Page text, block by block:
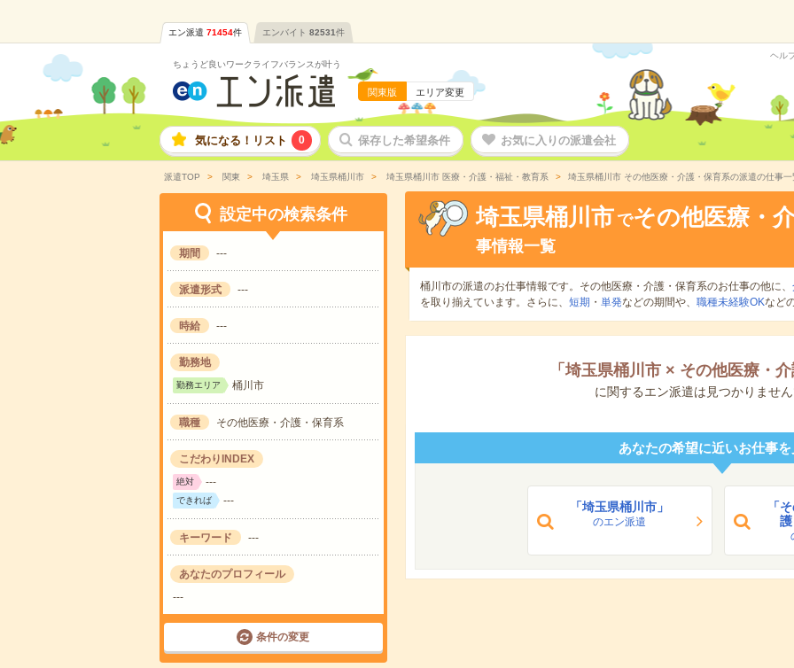
エン派遣 71454件 エンバイト 82531件
ちょうど良いワークライフバランスが叶う
関東版 エリア変更
ヘル
気になる！リスト 0 保存した希望条件 お気に入りの派遣会社
派遣TOP 関東 埼玉県 埼玉県桶川市 埼玉県桶川市 医療・介護・福祉・教育系 埼玉県桶川市 その他医療・介護・保育系の派遣の仕事一
設定中の検索条件
期間 ---
派遣形式 ---
時給 ---
勤務地
勤務エリア 桶川市
職種 その他医療・介護・保育系
こだわりINDEX
絶対 ---
できれば ---
キーワード ---
あなたのプロフィール
---
条件の変更
埼玉県桶川市 でその他医療・
事情報一覧
桶川市の派遣のお仕事情報です。その他医療・介護・保育系のお仕事の他に、
を取り揃えています。さらに、 短期 ・ 単発などの期間や、 職種未経験OKなど
「 埼玉県桶川市 × その他医療・
に関するエン派遣は見つかりません
あなたの希望に近いお仕事を
「埼玉県桶川市」
のエン派遣
「
護